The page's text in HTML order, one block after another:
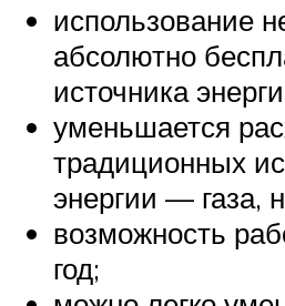
использование
абсолютно
источника
уменьшается
традиционных
энергии — газа,
возможность
год;